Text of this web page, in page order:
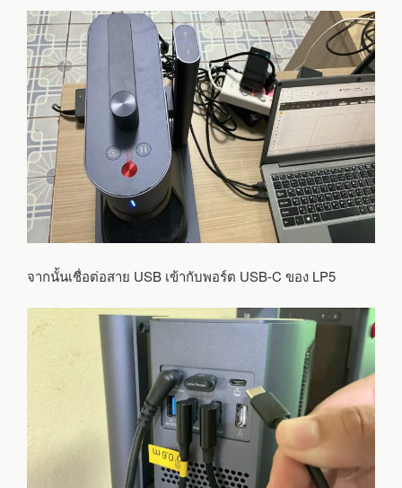
จากนั้นเชื่อต่อสาย USB เข้ากับพอร์ต USB-C ของ LP5